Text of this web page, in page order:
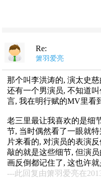
Re:
箫羽爱亮
那个叫李洪涛的, 演太史
还有一个男演员, 不知道
言, 我在明行赋的MV里看
老三里最让我喜欢的是细
节, 当时偶然看了一眼就
片来看的, 对演员的表演
敲的就是这些细节, 但演
画反倒都记住了, 这也许
---此回复由箫羽爱亮在